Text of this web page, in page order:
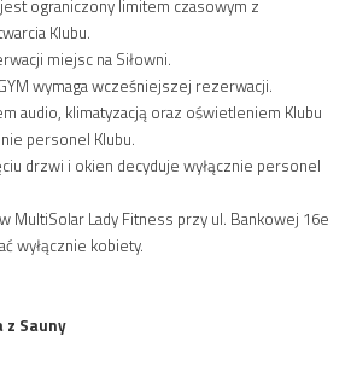
ograniczony limitem czasowym z
Klubu.
miejsc na Siłowni.
wymaga wcześniejszej rezerwacji.
audio, klimatyzacją oraz oświetleniem Klubu
personel Klubu.
drzwi i okien decyduje wyłącznie personel
MultiSolar Lady Fitness przy ul. Bankowej 16e
wyłącznie kobiety.
z Sauny